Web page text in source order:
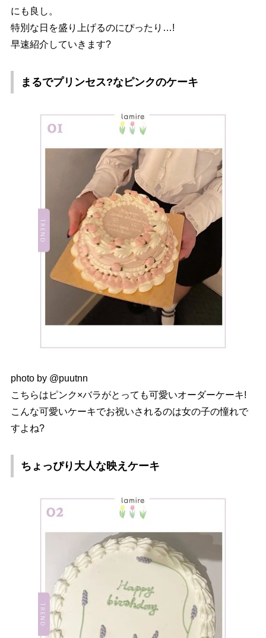
にも良し。
特別な日を盛り上げるのにぴったり…!
早速紹介していきます?
まるでプリンセス?なピンクのケーキ
photo by @puutnn
こちらはピンク×バラがとっても可愛いオーダーケーキ!
こんな可愛いケーキでお祝いされるのは女の子の憧れで
すよね?
ちょっぴり大人な映えケーキ